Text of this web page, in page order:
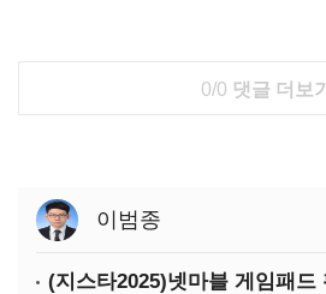
0/0 댓글 더보기
이범종